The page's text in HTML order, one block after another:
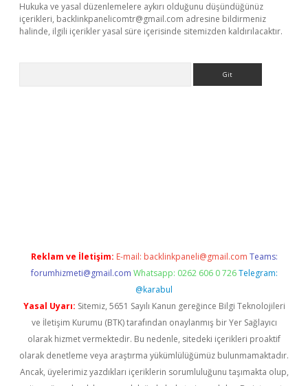
Hukuka ve yasal düzenlemelere aykırı olduğunu düşündüğünüz
içerikleri, backlinkpanelicomtr@gmail.com adresine bildirmeniz
halinde, ilgili içerikler yasal süre içerisinde sitemizden kaldırılacaktır.
Reklam ve İletişim: E-mail: backlinkpaneli@gmail.com Teams:
forumhizmeti@gmail.com Whatsapp: 0262 606 0 726 Telegram:
@karabul
Yasal Uyarı: Sitemiz, 5651 Sayılı Kanun gereğince Bilgi Teknolojileri
ve İletişim Kurumu (BTK) tarafından onaylanmış bir Yer Sağlayıcı
olarak hizmet vermektedir. Bu nedenle, sitedeki içerikleri proaktif
olarak denetleme veya araştırma yükümlülüğümüz bulunmamaktadır.
Ancak, üyelerimiz yazdıkları içeriklerin sorumluluğunu taşımakta olup,